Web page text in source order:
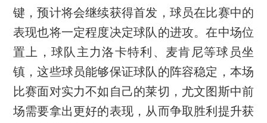
键，预计将会继续获得首发，球员在比赛中的
表现也将一定程度决定球队的进攻。在中场位
置上，球队主力洛卡特利、麦肯尼等球员坐
镇，这些球员能够保证球队的阵容稳定，本场
比赛面对实力不如自己的莱切，尤文图斯中前
场需要拿出更好的表现，从而争取胜利提升获